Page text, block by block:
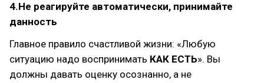
4.Не реагируйте автоматически, принимайте
данность
Главное правило счастливой жизни: «Любую
ситуацию надо воспринимать КАК ЕСТЬ». Вы
должны давать оценку осознанно, а не